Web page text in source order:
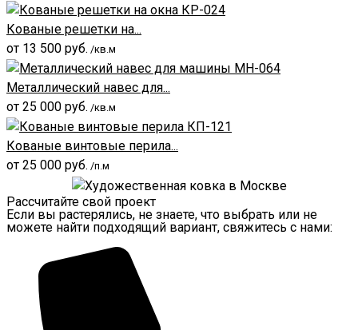
Кованые решетки на...
от 13 500 руб. /кв.м
Металлический навес для...
от 25 000 руб. /кв.м
Кованые винтовые перила...
от 25 000 руб. /п.м
Рассчитайте свой проект
Если вы растерялись, не знаете, что выбрать или не
можете найти подходящий вариант, свяжитесь с нами: